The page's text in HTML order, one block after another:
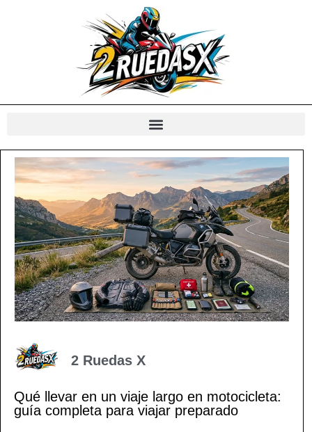
2 Ruedas X
Qué llevar en un viaje largo en motocicleta:
guía completa para viajar preparado